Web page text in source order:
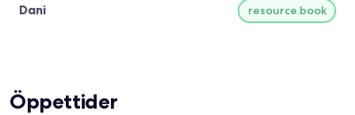
Dani resource.book
Öppettider